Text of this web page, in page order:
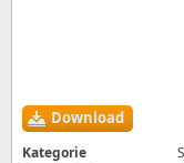
Download
Kategorie